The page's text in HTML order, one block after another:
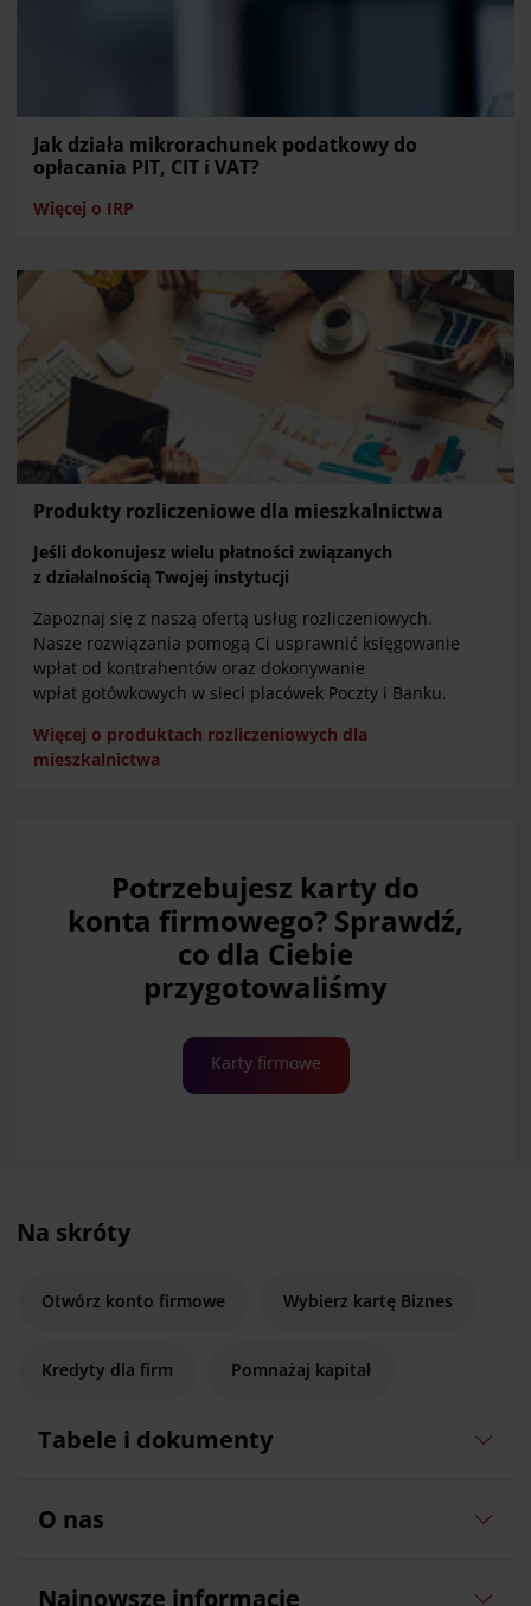
Jak działa mikrorachunek podatkowy do
opłacania PIT, CIT i VAT?
Więcej o IRP
Produkty rozliczeniowe dla mieszkalnictwa
Jeśli dokonujesz wielu płatności związanych
z działalnością Twojej instytucji
Zapoznaj się z naszą ofertą usług rozliczeniowych.
Nasze rozwiązania pomogą Ci usprawnić księgowanie
wpłat od kontrahentów oraz dokonywanie
wpłat gotówkowych w sieci placówek Poczty i Banku.
Więcej o produktach rozliczeniowych dla
mieszkalnictwa
Potrzebujesz karty do
konta firmowego? Sprawdź,
co dla Ciebie
przygotowaliśmy
Karty firmowe
Na skróty
Otwórz konto firmowe Wybierz kartę Biznes
Kredyty dla firm Pomnażaj kapitał
Tabele i dokumenty
O nas
Najnowsze informacje